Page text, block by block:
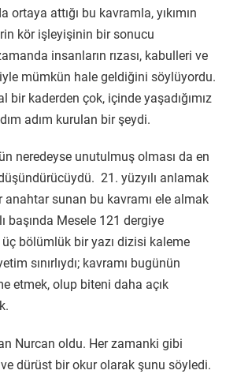
ortaya attığı bu kavramla, yıkımın
kör işleyişinin bir sonucu
insanların rızası, kabulleri ve
mümkün hale geldiğini söylüyordu.
bir kaderden çok, içinde yaşadığımız
adım kurulan bir şeydi.
neredeyse unutulmuş olması da en
21. yüzyılı anlamak
sunan bu kavramı ele almak
başında Mesele 121 dergiye
bölümlük bir yazı dizisi kaleme
sınırlıydı; kavramı bugünün
etmek, olup biteni daha açık
Nurcan oldu. Her zamanki gibi
dürüst bir okur olarak şunu söyledi.